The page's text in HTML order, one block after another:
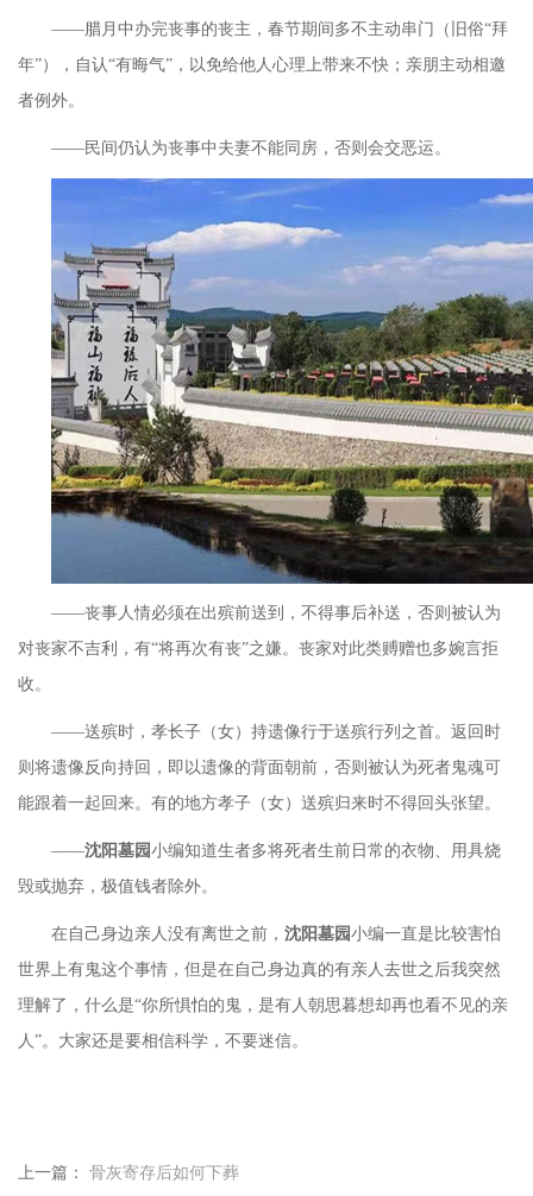
——腊月中办完丧事的丧主，春节期间多不主动串门（旧俗“拜
年”），自认“有晦气”，以免给他人心理上带来不快；亲朋主动相邀
者例外。
——民间仍认为丧事中夫妻不能同房，否则会交恶运。
——丧事人情必须在出殡前送到，不得事后补送，否则被认为
对丧家不吉利，有“将再次有丧”之嫌。丧家对此类赙赠也多婉言拒
收。
——送殡时，孝长子（女）持遗像行于送殡行列之首。返回时
则将遗像反向持回，即以遗像的背面朝前，否则被认为死者鬼魂可
能跟着一起回来。有的地方孝子（女）送殡归来时不得回头张望。
——沈阳墓园小编知道生者多将死者生前日常的衣物、用具烧
毁或抛弃，极值钱者除外。
在自己身边亲人没有离世之前， 沈阳墓园小编一直是比较害怕
世界上有鬼这个事情，但是在自己身边真的有亲人去世之后我突然
理解了，什么是“你所惧怕的鬼，是有人朝思暮想却再也看不见的亲
人”。大家还是要相信科学，不要迷信。
上一篇： 骨灰寄存后如何下葬